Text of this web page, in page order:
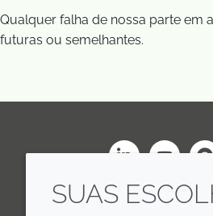
Qualquer falha de nossa parte em
futuras ou semelhantes.
SUAS